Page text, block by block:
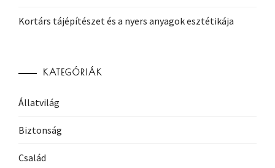
Kortárs tájépítészet és a nyers anyagok esztétikája
KATEGÓRIÁK
Állatvilág
Biztonság
Család